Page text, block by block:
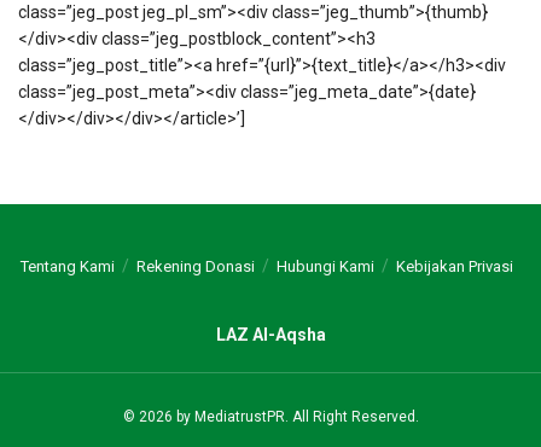
class=”jeg_post jeg_pl_sm”><div class=”jeg_thumb”>{thumb}
</div><div class=”jeg_postblock_content”><h3
class=”jeg_post_title”><a href=”{url}”>{text_title}</a></h3><div
class=”jeg_post_meta”><div class=”jeg_meta_date”>{date}
</div></div></div></article>’]
Tentang Kami Rekening Donasi Hubungi Kami Kebijakan Privasi
LAZ Al-Aqsha
© 2026 by MediatrustPR . All Right Reserved.